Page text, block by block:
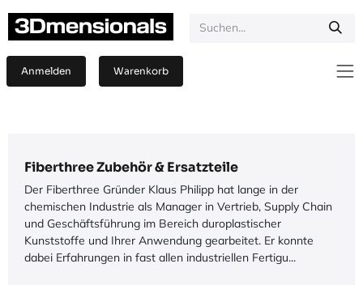
Anmelden Warenkorb
Fiberthree Zubehör & Ersatzteile
Der Fiberthree Gründer Klaus Philipp hat lange in der
chemischen Industrie als Manager in Vertrieb, Supply Chain
und Geschäftsführung im Bereich duroplastischer
Kunststoffe und Ihrer Anwendung gearbeitet. Er konnte
dabei Erfahrungen in fast allen industriellen Fertigu...